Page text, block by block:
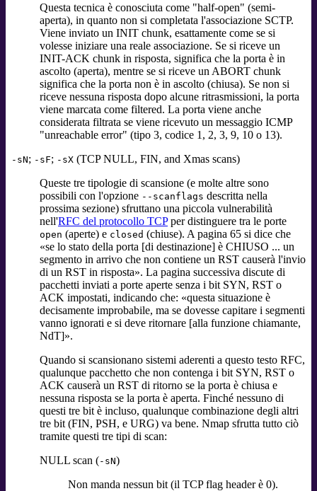
Questa tecnica è conosciuta come "half-open" (semi-
aperta), in quanto non si completata l'associazione SCTP.
Viene inviato un INIT chunk, esattamente come se si
volesse iniziare una reale associazione. Se si riceve un
INIT-ACK chunk in risposta, significa che la porta è in
ascolto (aperta), mentre se si riceve un ABORT chunk
significa che la porta non è in ascolto (chiusa). Se non si
riceve nessuna risposta dopo alcune ritrasmissioni, la porta
viene marcata come filtered. La porta viene anche
considerata filtrata se viene ricevuto un messaggio ICMP
"unreachable error" (tipo 3, codice 1, 2, 3, 9, 10 o 13).
-sN; -sF; -sX (TCP NULL, FIN, and Xmas scans)
Queste tre tipologie di scansione (e molte altre sono
possibili con l'opzione --scanflags descritta nella
prossima sezione) sfruttano una piccola vulnerabilità
nell'RFC del protocollo TCPper distinguere tra le porte
open (aperte) e closed (chiuse). A pagina 65 si dice che
«se lo stato della porta [di destinazione] è CHIUSO ... un
segmento in arrivo che non contiene un RST causerà l'invio
di un RST in risposta». La pagina successiva discute di
pacchetti inviati a porte aperte senza i bit SYN, RST o
ACK impostati, indicando che: «questa situazione è
decisamente improbabile, ma se dovesse capitare i segmenti
vanno ignorati e si deve ritornare [alla funzione chiamante,
NdT]».
Quando si scansionano sistemi aderenti a questo testo RFC,
qualunque pacchetto che non contenga i bit SYN, RST o
ACK causerà un RST di ritorno se la porta è chiusa e
nessuna risposta se la porta è aperta. Finché nessuno di
questi tre bit è incluso, qualunque combinazione degli altri
tre bit (FIN, PSH, e URG) va bene. Nmap sfrutta tutto ciò
tramite questi tre tipi di scan:
NULL scan (-sN)
Non manda nessun bit (il TCP flag header è 0).